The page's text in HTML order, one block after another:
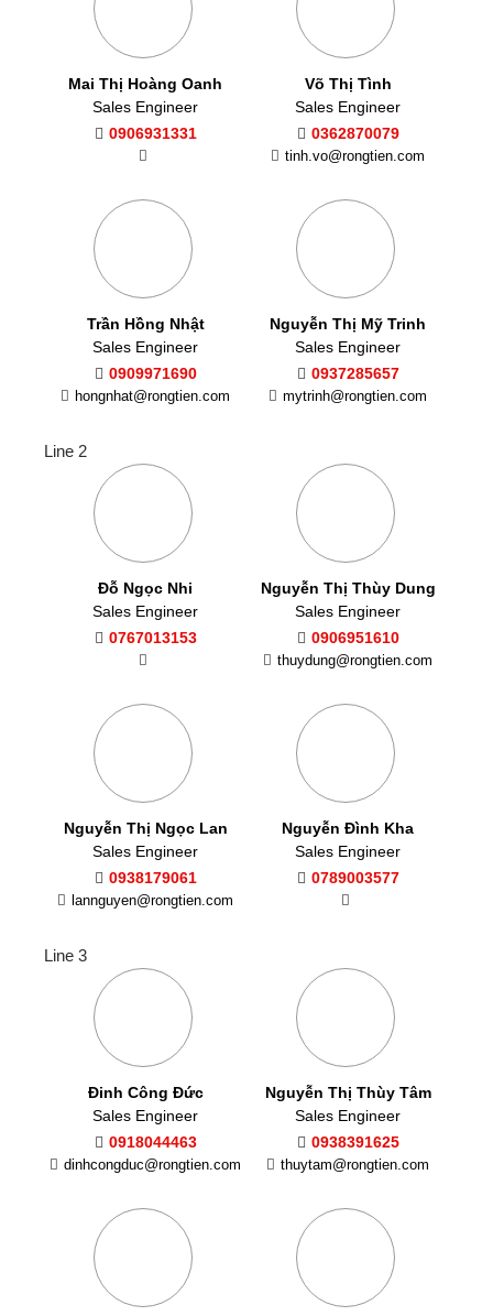
Mai Thị Hoàng Oanh
Sales Engineer
0906931331
Võ Thị Tình
Sales Engineer
0362870079
tinh.vo@rongtien.com
Trần Hồng Nhật
Sales Engineer
0909971690
hongnhat@rongtien.com
Nguyễn Thị Mỹ Trinh
Sales Engineer
0937285657
mytrinh@rongtien.com
Line 2
Đỗ Ngọc Nhi
Sales Engineer
0767013153
Nguyễn Thị Thùy Dung
Sales Engineer
0906951610
thuydung@rongtien.com
Nguyễn Thị Ngọc Lan
Sales Engineer
0938179061
lannguyen@rongtien.com
Nguyễn Đình Kha
Sales Engineer
0789003577
Line 3
Đinh Công Đức
Sales Engineer
0918044463
dinhcongduc@rongtien.com
Nguyễn Thị Thùy Tâm
Sales Engineer
0938391625
thuytam@rongtien.com